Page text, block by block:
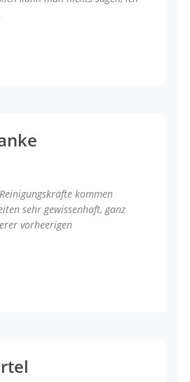
kommen
sehr gewissenhaft, ganz
vorheerigen